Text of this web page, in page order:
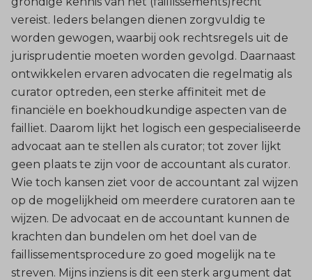
vereist. Ieders belangen dienen zorgvuldig te
worden gewogen, waarbij ook rechtsregels uit de
jurisprudentie moeten worden gevolgd. Daarnaast
ontwikkelen ervaren advocaten die regelmatig als
curator optreden, een sterke affiniteit met de
financiële en boekhoudkundige aspecten van de
failliet. Daarom lijkt het logisch een gespecialiseerde
advocaat aan te stellen als curator; tot zover lijkt
geen plaats te zijn voor de accountant als curator.
Wie toch kansen ziet voor de accountant zal wijzen
op de mogelijkheid om meerdere curatoren aan te
wijzen. De advocaat en de accountant kunnen de
krachten dan bundelen om het doel van de
faillissementsprocedure zo goed mogelijk na te
streven. Mijns inziens is dit een sterk argument dat